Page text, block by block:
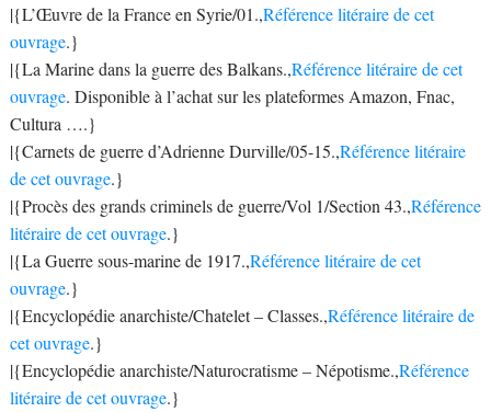
|{L’Œuvre de la France en Syrie/01.,Référence litéraire de cet
ouvrage.}
|{La Marine dans la guerre des Balkans.,Référence litéraire de cet
ouvrage. Disponible à l’achat sur les plateformes Amazon, Fnac,
Cultura ….}
|{Carnets de guerre d’Adrienne Durville/05-15.,Référence litéraire
de cet ouvrage.}
|{Procès des grands criminels de guerre/Vol 1/Section 43.,Référence
litéraire de cet ouvrage.}
|{La Guerre sous-marine de 1917.,Référence litéraire de cet
ouvrage.}
|{Encyclopédie anarchiste/Chatelet – Classes.,Référence litéraire de
cet ouvrage.}
|{Encyclopédie anarchiste/Naturocratisme – Népotisme.,Référence
litéraire de cet ouvrage.}